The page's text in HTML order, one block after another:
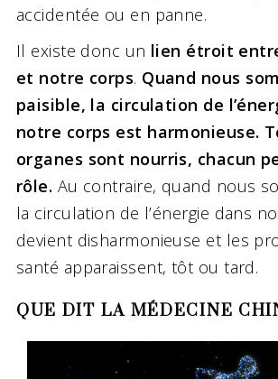
accidentée ou en panne.
Il existe donc un lien étroit
et notre corps. Quand nous
paisible, la circulation de
notre corps est harmonieuse.
organes sont nourris, chacun
rôle. Au contraire, quand nous
la circulation de l’énergie dans
devient disharmonieuse et les
santé apparaissent, tôt ou tard.
QUE DIT LA MÉDECINE